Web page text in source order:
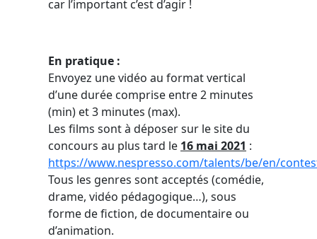
car l’important c’est d’agir !
En pratique :
Envoyez une vidéo au format vertical
d’une durée comprise entre 2 minutes
(min) et 3 minutes (max).
Les films sont à déposer sur le site du
concours au plus tard le 16 mai 2021 :
https://www.nespresso.com/talents/be/en/
Tous les genres sont acceptés (comédie,
drame, vidéo pédagogique…), sous
forme de fiction, de documentaire ou
d’animation.